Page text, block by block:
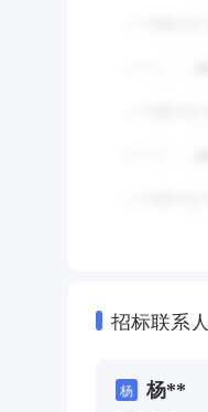
招标联系人
杨 杨**